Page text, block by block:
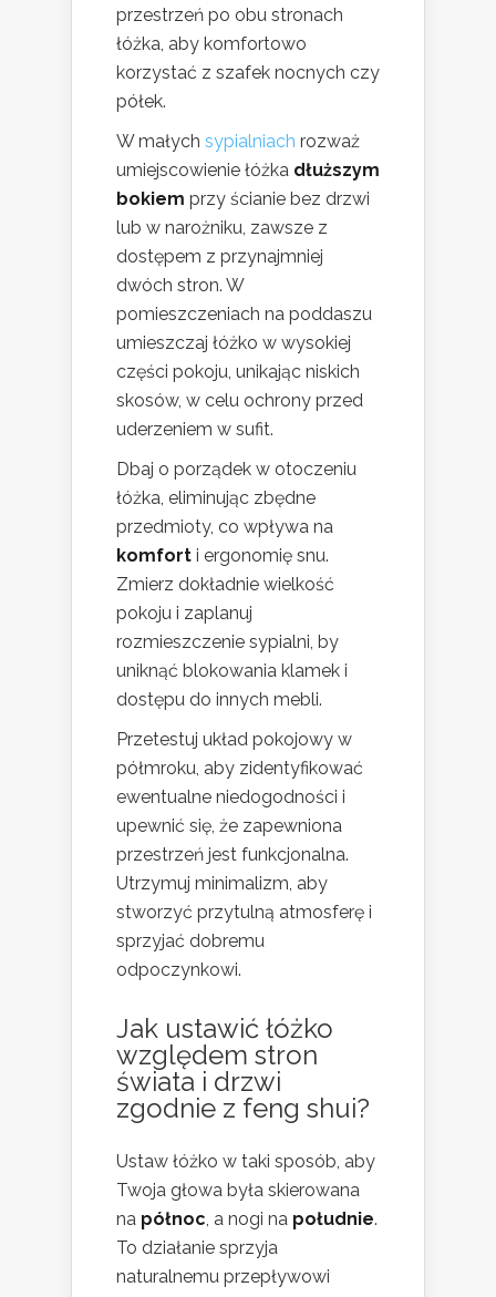
przestrzeń po obu stronach
łóżka, aby komfortowo
korzystać z szafek nocnych czy
półek.
W małych sypialniach rozważ
umiejscowienie łóżka dłuższym
bokiem przy ścianie bez drzwi
lub w narożniku, zawsze z
dostępem z przynajmniej
dwóch stron. W
pomieszczeniach na poddaszu
umieszczaj łóżko w wysokiej
części pokoju, unikając niskich
skosów, w celu ochrony przed
uderzeniem w sufit.
Dbaj o porządek w otoczeniu
łóżka, eliminując zbędne
przedmioty, co wpływa na
komfort i ergonomię snu.
Zmierz dokładnie wielkość
pokoju i zaplanuj
rozmieszczenie sypialni, by
uniknąć blokowania klamek i
dostępu do innych mebli.
Przetestuj układ pokojowy w
półmroku, aby zidentyfikować
ewentualne niedogodności i
upewnić się, że zapewniona
przestrzeń jest funkcjonalna.
Utrzymuj minimalizm, aby
stworzyć przytulną atmosferę i
sprzyjać dobremu
odpoczynkowi.
Jak ustawić łóżko
względem stron
świata i drzwi
zgodnie z feng shui?
Ustaw łóżko w taki sposób, aby
Twoja głowa była skierowana
na północ, a nogi na południe.
To działanie sprzyja
naturalnemu przepływowi